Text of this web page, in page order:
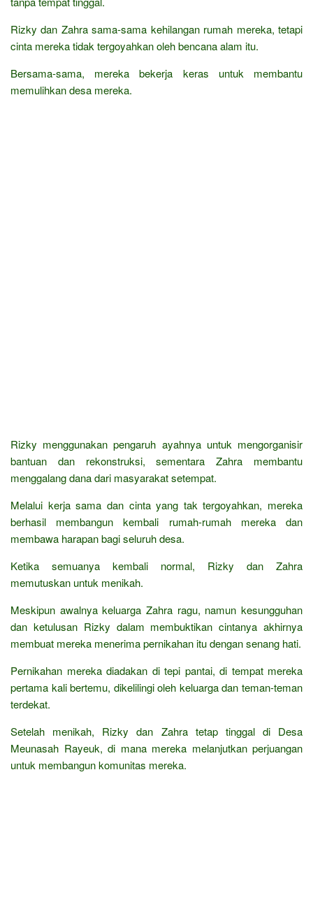
Rizky dan Zahra sama-sama kehilangan rumah mereka, tetapi
cinta mereka tidak tergoyahkan oleh bencana alam itu.
Bersama-sama, mereka bekerja keras untuk membantu
memulihkan desa mereka.
Rizky menggunakan pengaruh ayahnya untuk mengorganisir
bantuan dan rekonstruksi, sementara Zahra membantu
menggalang dana dari masyarakat setempat.
Melalui kerja sama dan cinta yang tak tergoyahkan, mereka
berhasil membangun kembali rumah-rumah mereka dan
membawa harapan bagi seluruh desa.
Ketika semuanya kembali normal, Rizky dan Zahra
memutuskan untuk menikah.
Meskipun awalnya keluarga Zahra ragu, namun kesungguhan
dan ketulusan Rizky dalam membuktikan cintanya akhirnya
membuat mereka menerima pernikahan itu dengan senang hati.
Pernikahan mereka diadakan di tepi pantai, di tempat mereka
pertama kali bertemu, dikelilingi oleh keluarga dan teman-teman
terdekat.
Setelah menikah, Rizky dan Zahra tetap tinggal di Desa
Meunasah Rayeuk, di mana mereka melanjutkan perjuangan
untuk membangun komunitas mereka.